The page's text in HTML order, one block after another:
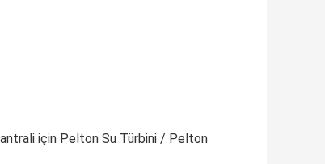
için Pelton Su Türbini / Pelton